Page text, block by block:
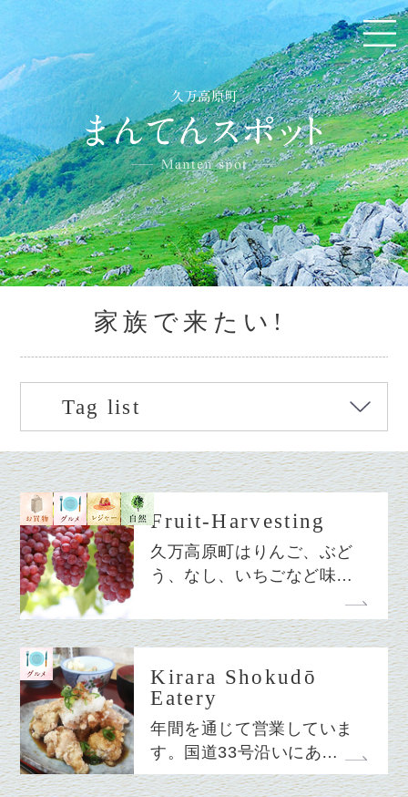
家族で来たい!
Tag list
Fruit-Harvesting
久万高原町はりんご、ぶど
う、なし、いちごなど味…
Kirara Shokudō
Eatery
年間を通じて営業していま
す。国道33号沿いにあ…